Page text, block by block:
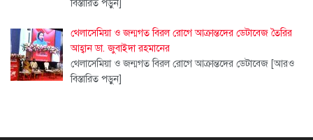
বিস্তারিত পড়ুন]
থেলাসেমিয়া ও জন্মগত বিরল রোগে আক্রান্তদের ডেটাবেজ তৈরির
আহ্বান ডা. জুবাইদা রহমানের
থেলাসেমিয়া ও জন্মগত বিরল রোগে আক্রান্তদের ডেটাবেজ [আরও
বিস্তারিত পড়ুন]